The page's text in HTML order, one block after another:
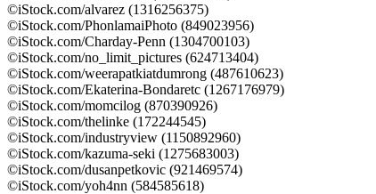
©iStock.com/alvarez (1316256375)
©iStock.com/PhonlamaiPhoto (849023956)
©iStock.com/Charday-Penn (1304700103)
©iStock.com/no_limit_pictures (624713404)
©iStock.com/weerapatkiatdumrong (487610623)
©iStock.com/Ekaterina-Bondaretc (1267176979)
©iStock.com/momcilog (870390926)
©iStock.com/thelinke (172244545)
©iStock.com/industryview (1150892960)
©iStock.com/kazuma-seki (1275683003)
©iStock.com/dusanpetkovic (921469574)
©iStock.com/yoh4nn (584585618)